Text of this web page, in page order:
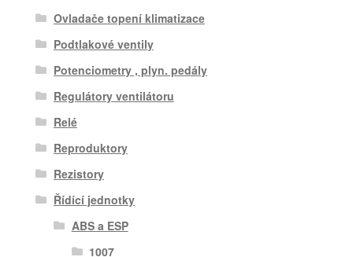
Ovladače topení klimatizace
Podtlakové ventily
Potenciometry , plyn. pedály
Regulátory ventilátoru
Relé
Reproduktory
Rezistory
Řídící jednotky
ABS a ESP
1007